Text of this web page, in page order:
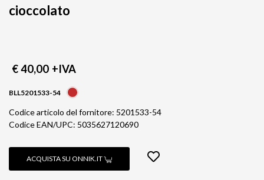
cioccolato
€ 40,00 +IVA
BLL5201533-54
Codice articolo del fornitore: 5201533-54
Codice EAN/UPC: 5035627120690
ACQUISTA SU ONNIK.IT